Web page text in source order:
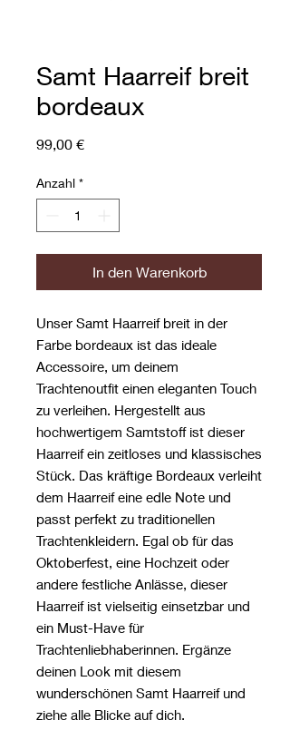
Samt Haarreif breit
bordeaux
99,00 €Preis
Anzahl *
In den Warenkorb
Unser Samt Haarreif breit in der
Farbe bordeaux ist das ideale
Accessoire, um deinem
Trachtenoutfit einen eleganten Touch
zu verleihen. Hergestellt aus
hochwertigem Samtstoff ist dieser
Haarreif ein zeitloses und klassisches
Stück. Das kräftige Bordeaux verleiht
dem Haarreif eine edle Note und
passt perfekt zu traditionellen
Trachtenkleidern. Egal ob für das
Oktoberfest, eine Hochzeit oder
andere festliche Anlässe, dieser
Haarreif ist vielseitig einsetzbar und
ein Must-Have für
Trachtenliebhaberinnen. Ergänze
deinen Look mit diesem
wunderschönen Samt Haarreif und
ziehe alle Blicke auf dich.